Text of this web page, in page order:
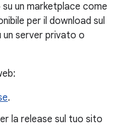
un marketplace come
per il download sul
un server privato o
.
la release sul tuo sito